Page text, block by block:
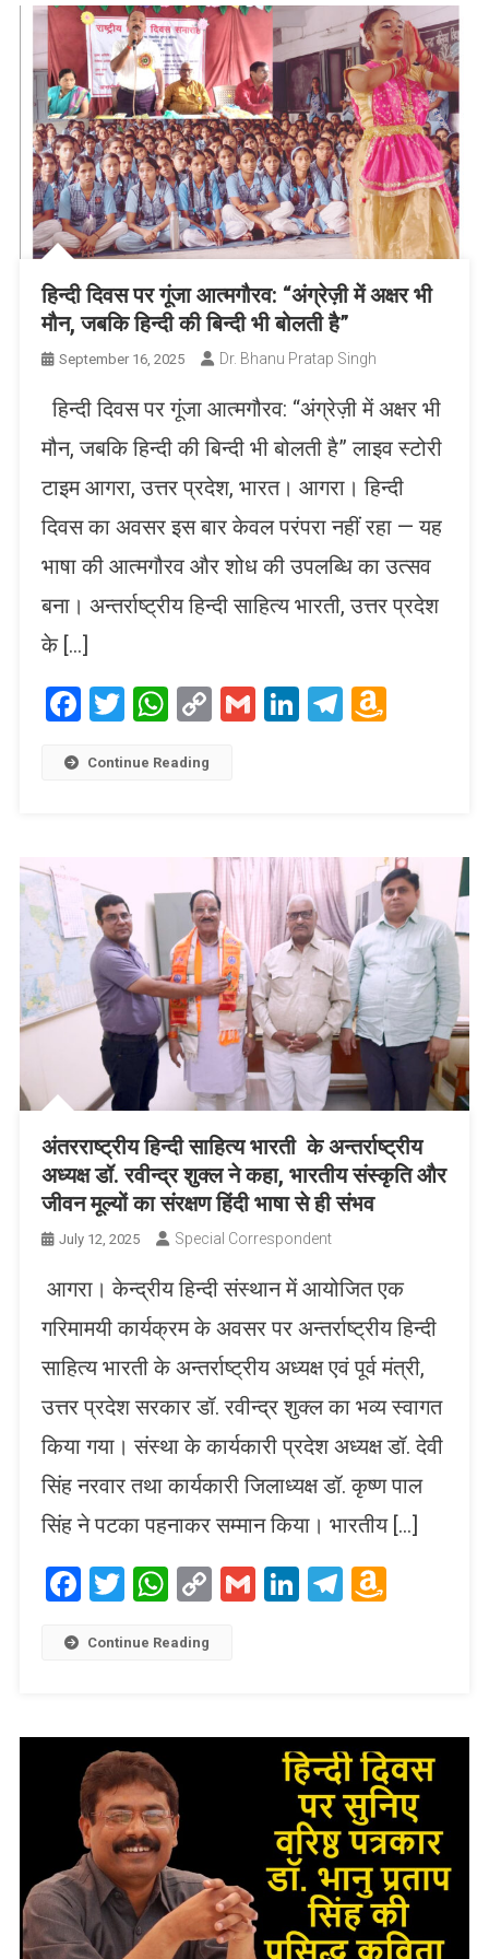
हिन्दी दिवस पर गूंजा आत्मगौरव: “अंग्रेज़ी में अक्षर भी
मौन, जबकि हिन्दी की बिन्दी भी बोलती है”
September 16, 2025 Dr. Bhanu Pratap Singh
हिन्दी दिवस पर गूंजा आत्मगौरव: “अंग्रेज़ी में अक्षर भी
मौन, जबकि हिन्दी की बिन्दी भी बोलती है” लाइव स्टोरी
टाइम आगरा, उत्तर प्रदेश, भारत। आगरा। हिन्दी
दिवस का अवसर इस बार केवल परंपरा नहीं रहा — यह
भाषा की आत्मगौरव और शोध की उपलब्धि का उत्सव
बना। अन्तर्राष्ट्रीय हिन्दी साहित्य भारती, उत्तर प्रदेश
के […]
Facebook
Twitter
WhatsApp
CopyGmailLinkedIn
Telegram
Continue Reading
अंतरराष्ट्रीय हिन्दी साहित्य भारती के अन्तर्राष्ट्रीय
अध्यक्ष डॉ. रवीन्द्र शुक्ल ने कहा, भारतीय संस्कृति और
जीवन मूल्यों का संरक्षण हिंदी भाषा से ही संभव
July 12, 2025 Special Correspondent
आगरा। केन्द्रीय हिन्दी संस्थान में आयोजित एक
गरिमामयी कार्यक्रम के अवसर पर अन्तर्राष्ट्रीय हिन्दी
साहित्य भारती के अन्तर्राष्ट्रीय अध्यक्ष एवं पूर्व मंत्री,
उत्तर प्रदेश सरकार डॉ. रवीन्द्र शुक्ल का भव्य स्वागत
किया गया। संस्था के कार्यकारी प्रदेश अध्यक्ष डॉ. देवी
सिंह नरवार तथा कार्यकारी जिलाध्यक्ष डॉ. कृष्ण पाल
सिंह ने पटका पहनाकर सम्मान किया। भारतीय […]
Facebook
Twitter
WhatsApp
CopyGmailLinkedIn
Telegram
Continue Reading